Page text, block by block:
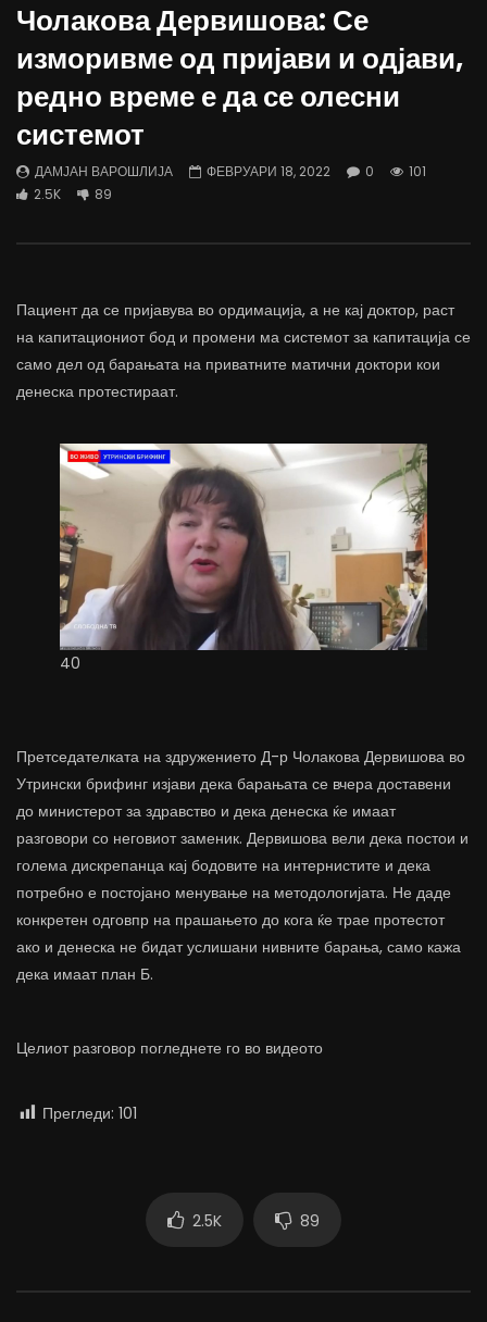
трае предолго за да дозволиме лесно
ДАМЈАН ВАРОШЛИЈА
ЈУНИ 30, 2022
0
2.6K
флексибилна држава
ЈУНИ 30, 2022
Чолакова Дервишова: Се
изморивме од пријави и одјави,
редно време е да се олесни
системот
ДАМЈАН ВАРОШЛИЈА ФЕВРУАРИ 18, 2022 0
101
2.5K
89
Пациент да се пријавува во ордимација, а не кај доктор, раст
на капитациониот бод и промени ма системот за капитација се
само дел од барањата на приватните матични доктори кои
денеска протестираат.
40
Претседателката на здружението Д-р Чолакова Дервишова во
Утрински брифинг изјави дека барањата се вчера доставени
до министерот за здравство и дека денеска ќе имаат
разговори со неговиот заменик. Дервишова вели дека постои и
голема дискрепанца кај бодовите на интернистите и дека
потребно е постојано менување на методологијата. Не даде
конкретен одговпр на прашањето до кога ќе трае протестот
ако и денеска не бидат услишани нивните барања, само кажа
дека имаат план Б.
Целиот разговор погледнете го во видеото
Прегледи: 101
2.5K 89